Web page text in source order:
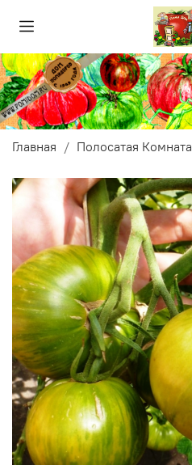
Главная Полосатая Комната